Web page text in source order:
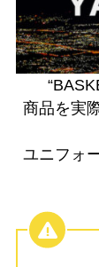
商品を実
ユニフォ